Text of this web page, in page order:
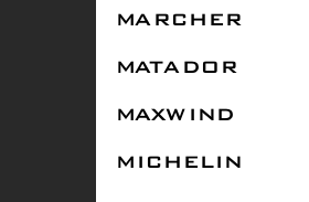
MARCHER
MATADOR
MAXWIND
MICHELIN